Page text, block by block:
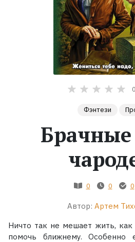
обсуждаемые
Экранизации
0
Фэнтези
0 0 0
Автор: Артем
Ничто так не мешает жить, как
помочь ближнему.